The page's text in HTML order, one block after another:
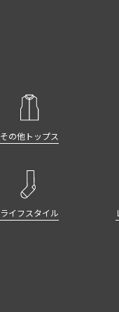
ライフスタイル